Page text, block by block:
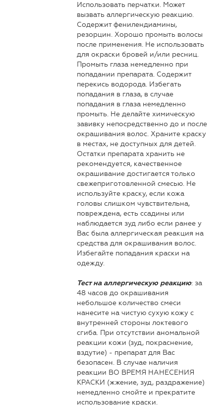
Использовать перчатки. Может
вызвать аллергическую реакцию.
Содержит фенилендиамины,
резорцин. Хорошо промыть волосы
после применения. Не использовать
для окраски бровей и/или ресниц.
Промыть глаза немедленно при
попадании препарата. Содержит
перекись водорода. Избегать
попадания в глаза, в случае
попадания в глаза немедленно
промыть. Не делайте химическую
завивку непосредственно до и после
окрашивания волос. Храните краску
в местах, не доступных для детей.
Остатки препарата хранить не
рекомендуется, качественное
окрашивание достигается только
свежеприготовленной смесью. Не
используйте краску, если кожа
головы слишком чувствительна,
повреждена, есть ссадины или
наблюдается зуд либо если ранее у
Вас была аллергическая реакция на
средства для окрашивания волос.
Избегайте попадания краски на
одежду.
Тест на аллергическую реакцию: за
48 часов до окрашивания
небольшое количество смеси
нанесите на чистую сухую кожу с
внутренней стороны локтевого
сгиба. При отсутствии аномальной
реакции кожи (зуд, покраснение,
вздутие) - препарат для Вас
безопасен. В случае наличия
реакции ВО ВРЕМЯ НАНЕСЕНИЯ
КРАСКИ (жжение, зуд, раздражение)
немедленно смойте и прекратите
использование краски.